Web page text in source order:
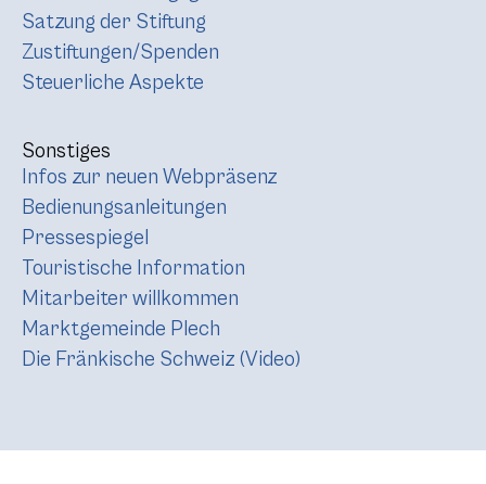
Satzung der Stiftung
Zustiftungen/Spenden
Steuerliche Aspekte
Sonstiges
Infos zur neuen Webpräsenz
Bedienungsanleitungen
Pressespiegel
Touristische Information
Mitarbeiter willkommen
Marktgemeinde Plech
Die Fränkische Schweiz (Video)